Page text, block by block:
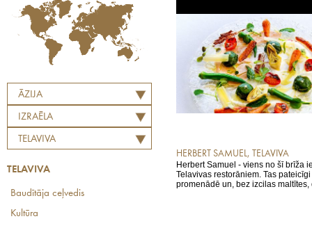
ĀZIJA
IZRAĒLA
TELAVIVA
TELAVIVA
Baudītāja ceļvedis
Kultūra
HERBERT SAMUEL, TELAVIVA
Herbert Samuel - viens no šī brīža
Telavivas restorāniem. Tas
promenādē un, bez izcilas maltītes,